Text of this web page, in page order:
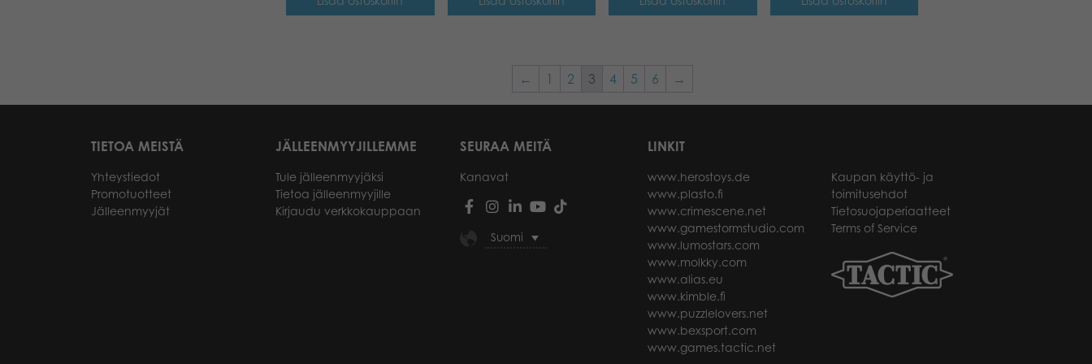
← 1 2 3 4 5 6 →
TIETOA MEISTÄ
Yhteystiedot
Promotuotteet
Jälleenmyyjät
JÄLLEENMYYJILLEMME
Tule jälleenmyyjäksi
Tietoa jälleenmyyjille
Kirjaudu verkkokauppaan
SEURAA MEITÄ
Kanavat
Suomi
LINKIT
www.herostoys.de
www.plasto.fi
www.crimescene.net
www.gamestormstudio.com
www.lumostars.com
www.molkky.com
www.alias.eu
www.kimble.fi
www.puzzlelovers.net
www.bexsport.com
www.games.tactic.net
Kaupan käyttö- ja
toimitusehdot
Tietosuojaperiaatteet
Terms of Service